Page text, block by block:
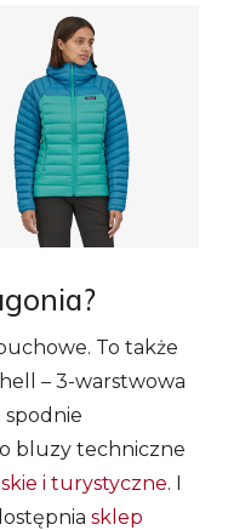
To także
– 3-warstwowa
spodnie
bluzy techniczne
i turystyczne. I
sklep